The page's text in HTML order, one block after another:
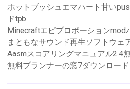
ホットブッシュエマハート甘い
ドtpb
Minecraftエピプロポーションmod
まともなサウンド再生ソフトウェ
Aasmスコアリングマニュアル2.4
無料プランナーの窓7ダウンロード